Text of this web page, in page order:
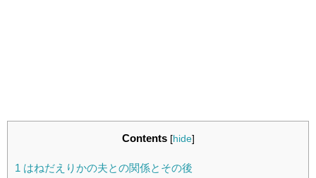
Contents [hide]
1 はねだえりかの夫との関係とその後